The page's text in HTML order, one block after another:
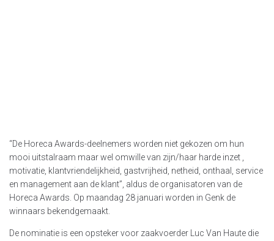
“De Horeca Awards-deelnemers worden niet gekozen om hun
mooi uitstalraam maar wel omwille van zijn/haar harde inzet ,
motivatie, klantvriendelijkheid, gastvrijheid, netheid, onthaal, service
en management aan de klant”, aldus de organisatoren van de
Horeca Awards. Op maandag 28 januari worden in Genk de
winnaars bekendgemaakt.
De nominatie is een opsteker voor zaakvoerder Luc Van Haute die